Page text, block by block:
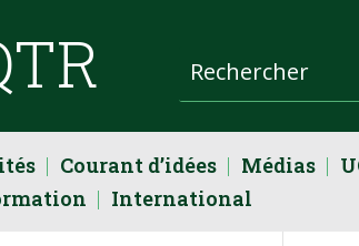
Courant d’idées Médias
International